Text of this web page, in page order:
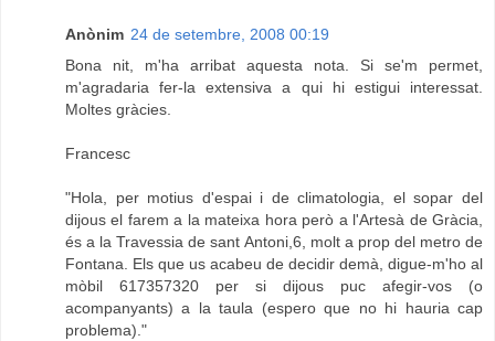
Anònim 24 de setembre, 2008 00:19
Bona nit, m'ha arribat aquesta nota. Si se'm permet,
m'agradaria fer-la extensiva a qui hi estigui interessat.
Moltes gràcies.
Francesc
"Hola, per motius d'espai i de climatologia, el sopar del
dijous el farem a la mateixa hora però a l'Artesà de Gràcia,
és a la Travessia de sant Antoni,6, molt a prop del metro de
Fontana. Els que us acabeu de decidir demà, digue-m'ho al
mòbil 617357320 per si dijous puc afegir-vos (o
acompanyants) a la taula (espero que no hi hauria cap
problema)."